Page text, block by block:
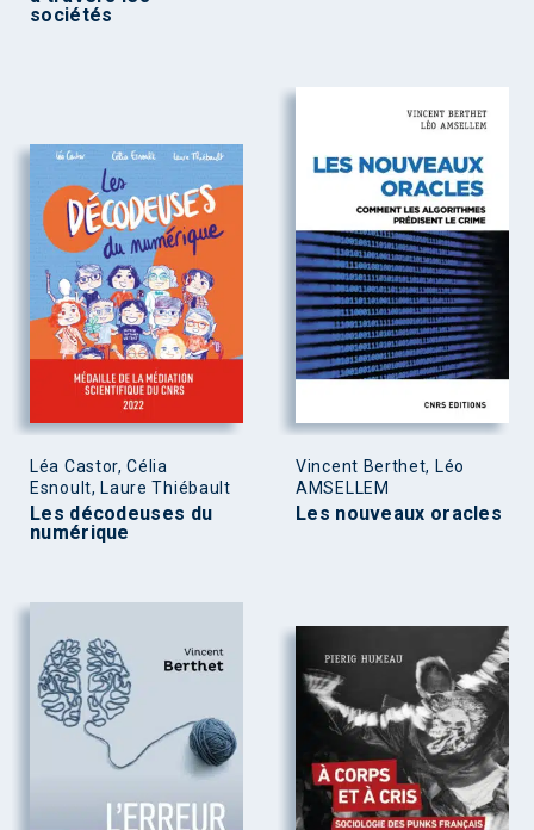
sociétés
Léa Castor, Célia
Esnoult, Laure Thiébault
Les décodeuses du
numérique
Vincent Berthet, Léo
AMSELLEM
Les nouveaux oracles